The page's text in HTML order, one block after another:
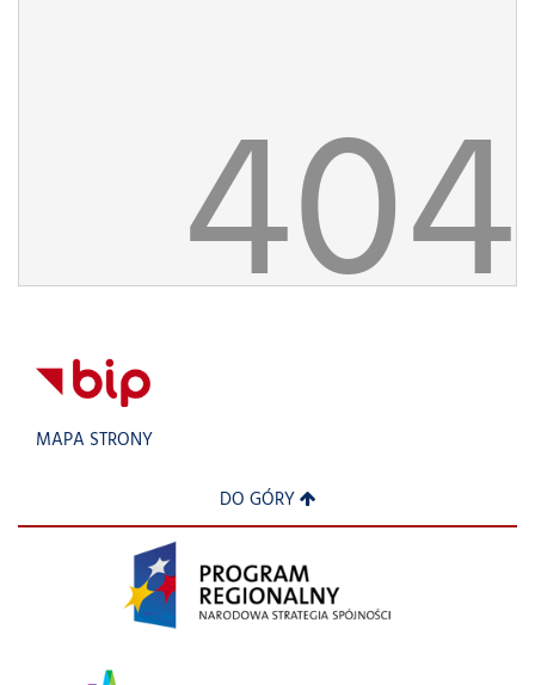
404
MAPA STRONY
DO GÓRY